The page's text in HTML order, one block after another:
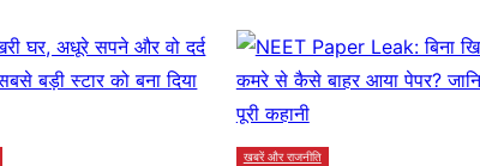
खबरें और राजनीति